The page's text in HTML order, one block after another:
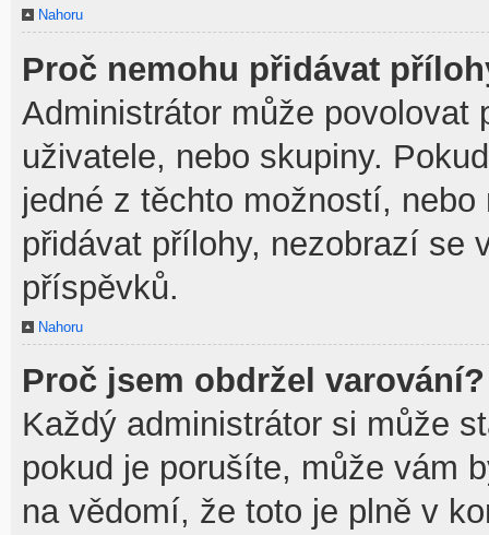
Nahoru
Proč nemohu přidávat
Administrátor může povolovat
uživatele, nebo skupiny.
jedné z těchto možností,
přidávat přílohy, nezobrazí se
příspěvků.
Nahoru
Proč jsem obdržel varování?
Každý administrátor si může
pokud je porušíte, může vám
na vědomí, že toto je plně v